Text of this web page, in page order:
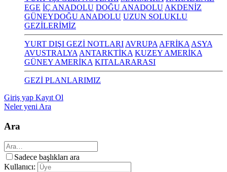
EGE İÇ ANADOLU DOĞU ANADOLU AKDENİZ
GÜNEYDOĞU ANADOLU UZUN SOLUKLU
GEZİLERİMİZ
YURT DIŞI GEZİ NOTLARI AVRUPA AFRİKA ASYA
AVUSTRALYA ANTARKTİKA KUZEY AMERİKA
GÜNEY AMERİKA KITALARARASI
GEZİ PLANLARIMIZ
Giriş yap Kayıt Ol
Neler yeni Ara
Ara
Sadece başlıkları ara
Kullanıcı: